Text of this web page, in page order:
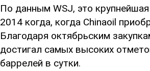
По данным WSJ, это
2014 когда, когда Chinaoil
Благодаря октябрьским
достигал самых высоких
баррелей в сутки.